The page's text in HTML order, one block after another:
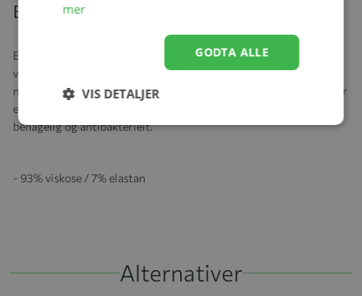
Beskrivelse
Ensfarget og kortermet body i myk bambusviskose. Enkel å ta på
ved hjelp av de praktiske trykkeknappene på venstre skulder og
mellom bena. Bodyen er supermyk og behagelig å ha på. Bambus er
et naturprodukt som regulerer kroppstemperaturen, er mykt,
behagelig og antibakterielt.
- 93% viskose / 7% elastan
Alternativer
mer
GODTA ALLE
VIS DETALJER